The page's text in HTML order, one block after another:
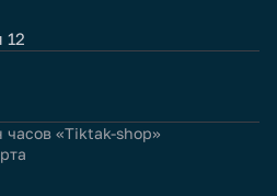
12
«Tiktak-shop»